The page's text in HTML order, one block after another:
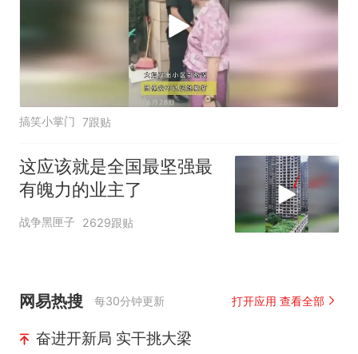
搞笑小掌门 7跟贴
这应该就是全国最坚强最
有魄力的业主了
战争黑匣子 2629跟贴
网易热搜 每30分钟更新 打开应用 查看全部
奋进开新局 实干挑大梁